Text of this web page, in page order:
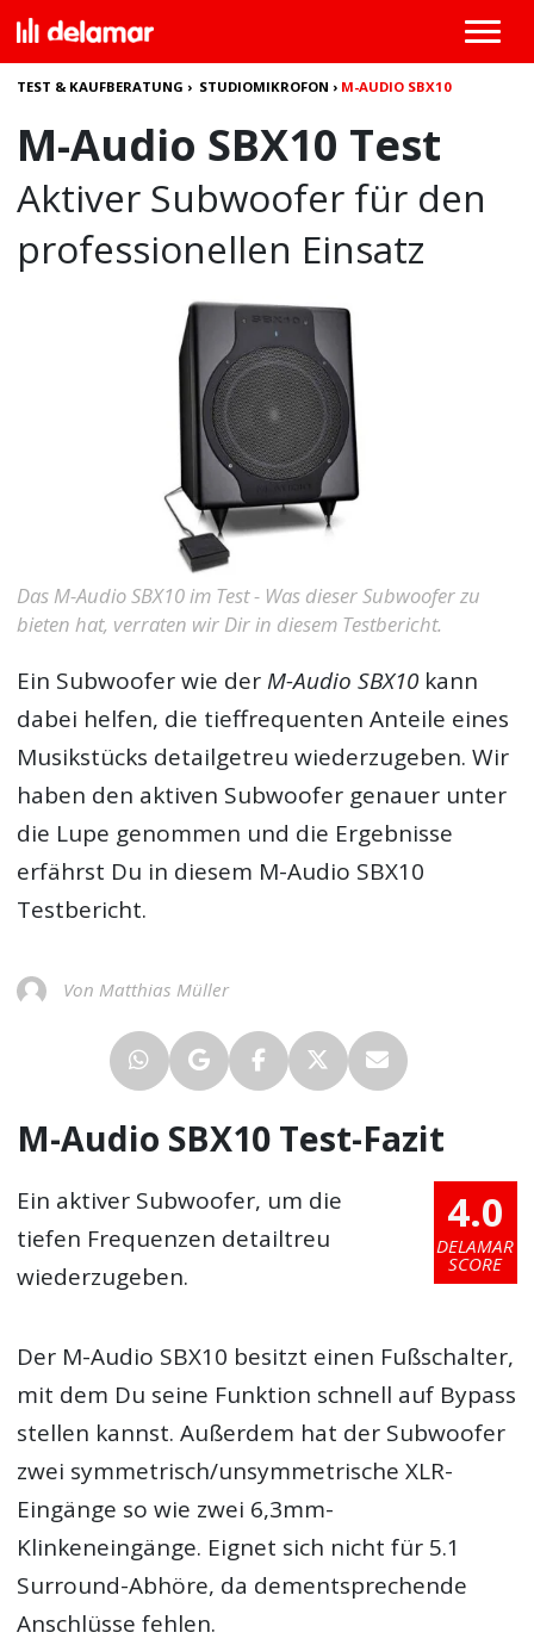
TEST & KAUFBERATUNG › STUDIOMIKROFON › M-AUDIO SBX10
M-Audio SBX10 Test
Aktiver Subwoofer für den
professionellen Einsatz
Das M-Audio SBX10 im Test - Was dieser Subwoofer zu
bieten hat, verraten wir Dir in diesem Testbericht.
Ein Subwoofer wie derM-Audio SBX10kann
dabei helfen, die tieffrequenten Anteile eines
Musikstücks detailgetreu wiederzugeben. Wir
haben den aktiven Subwoofer genauer unter
die Lupe genommen und die Ergebnisse
erfährst Du in diesem M-Audio SBX10
Testbericht.
Von Matthias Müller
M-Audio SBX10 Test-Fazit
4.0
DELAMAR
SCORE
Ein aktiver Subwoofer, um die
tiefen Frequenzen detailtreu
wiederzugeben.
Der M-Audio SBX10 besitzt einen Fußschalter,
mit dem Du seine Funktion schnell auf Bypass
stellen kannst. Außerdem hat der Subwoofer
zwei symmetrisch/unsymmetrische XLR-
Eingänge so wie zwei 6,3mm-
Klinkeneingänge. Eignet sich nicht für 5.1
Surround-Abhöre, da dementsprechende
Anschlüsse fehlen.